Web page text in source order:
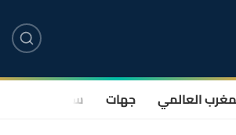
العالمي جهات سياسة